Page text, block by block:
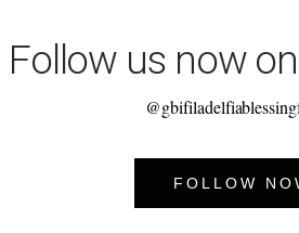
Follow us now
FOLLOW